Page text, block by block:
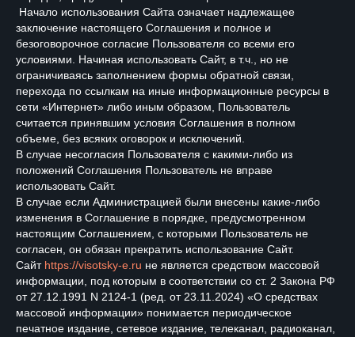
Начало использования Сайта означает надлежащее
заключение настоящего Соглашения и полное и
безоговорочное согласие Пользователя со всеми его
условиями. Начиная использовать Сайт, в т.ч., но не
ограничиваясь заполнением формы обратной связи,
перехода по ссылкам на иные информационные ресурсы в
сети «Интернет» либо иным образом, Пользователь
считается принявшим условия Соглашения в полном
объеме, без всяких оговорок и исключений.
В случае несогласия Пользователя с какими-либо из
положений Соглашения Пользователь не вправе
использовать Сайт.
В случае если Администрацией были внесены какие-либо
изменения в Соглашение в порядке, предусмотренном
настоящим Соглашением, с которыми Пользователь не
согласен, он обязан прекратить использование Сайт.
Сайт https://visotsky-e.ru не является средством массовой
информации, под которым в соответствии со ст. 2 Закона РФ
от 27.12.1991 N 2124-1 (ред. от 23.11.2024) «О средствах
массовой информации» понимается периодическое
печатное издание, сетевое издание, телеканал, радиоканал,